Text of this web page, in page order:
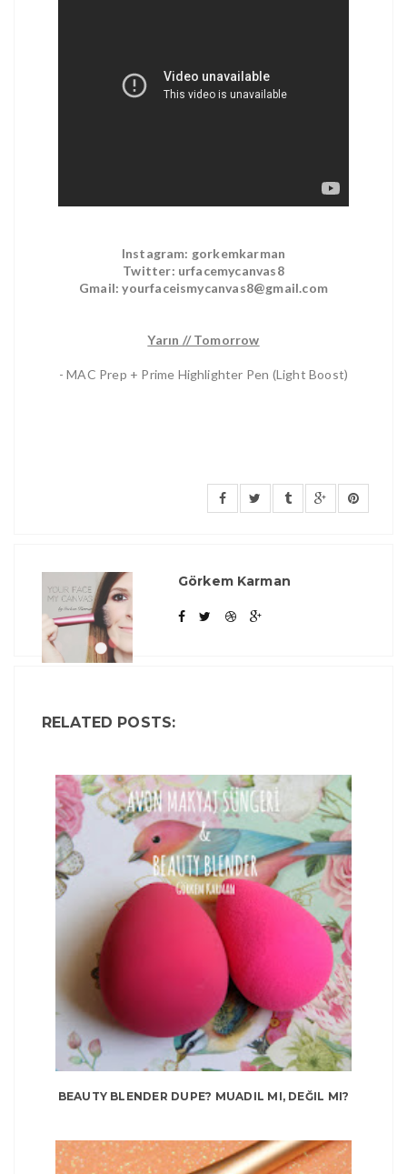
Instagram: gorkemkarman
Twitter: urfacemycanvas8
Gmail: yourfaceismycanvas8@gmail.com
Yarın // Tomorrow
- MAC Prep + Prime Highlighter Pen (Light Boost)
Görkem Karman
RELATED POSTS:
BEAUTY BLENDER DUPE? MUADIL MI, DEĞIL MI?